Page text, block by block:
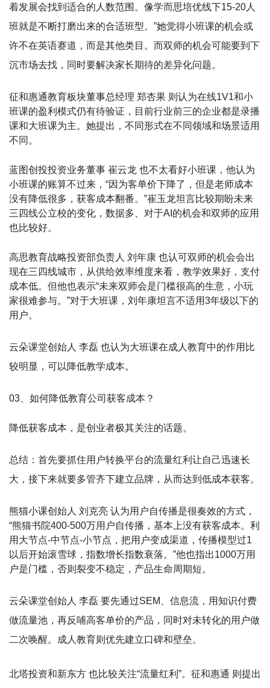
着发展会找到适合的人数范围。像学而思培优线下15-20人
班就是不断打磨出来的合适班型。”她觉得小班课的机会或
许不在英语赛道，而是其他类目。而双师的机会可能要到下
沉市场去找，同时要解决家长期待的差异化问题。
征和惠通教育板块董事总经理 郑杏果 则认为在线1V1和小
班课的盈利模式仍有待验证，目前行业前三的企业都是录播
课和大班课为主。她提出，不同形式在不同领域和场景适用
不同。
蓝图创投投资业务董事 崔云龙 也不太看好小班课，他认为
小班课的账算不过来，“因为客单价下降了，但是老师成本
没有降低很多，获客成本翻番。”崔玉龙坦言比较期盼未来
三四线公立校的变化，数据多、对于AI的机会和双师的应用
也比较好。
高思教育战略投资部负责人 刘年康 也认可双师的机会会出
现在三四线城市，从供给效率维度来看，教学效果好，支付
成本低。但他也表示“未来双师会是门槛很高的生意，小玩
家很难参与。”对于大班课，刘年康坦言不适用3年级以下的
用户。
云朵课堂创始人 李磊 也认为大班课在成人教育中的作用比
较明显，可以降低教学成本。
03、如何降低教育公司获客成本？
降低获客成本，是创业者极其关注的话题。
总结：首先要抓住用户转换平台的流量红利让自己迅速长
大，接下来就要多管齐下建立品牌，从而达到低成本获客。
熊猫小课创始人 刘克亮 认为用户自传播是很奏效的方式，
“熊猫书院400-500万用户自传播，基本上没有获客成本。利
用大节点-中节点-小节点，把用户变成渠道，传播模型过1
以后开始滚雪球，指数增长指数衰落。”他也指出1000万用
户是门槛，否则裂变不稳定，产品生命周期短。
云朵课堂创始人 李磊 要先通过SEM、信息流，用知识付费
做流量池，再反哺高客单价的产品，同时对未转化的用户做
二次唤醒。成人教育则优先建立口碑和壁垒。
北塔投资和新东方 也比较关注“流量红利”。征和惠通 则提出